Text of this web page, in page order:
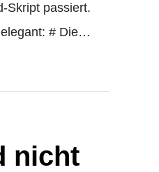
Skript passiert.
elegant: # Die…
nicht